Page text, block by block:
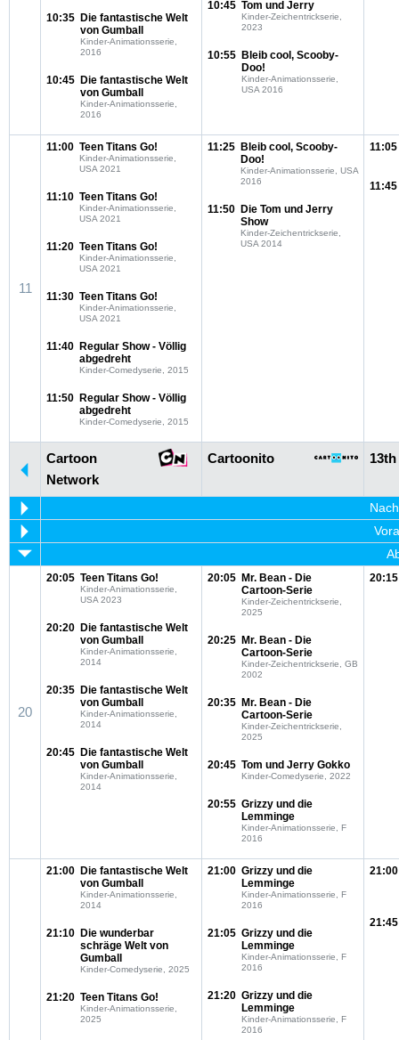
10:35 Die fantastische Welt
von Gumball
Kinder-Animationsserie,
2016
10:45 Die fantastische Welt
von Gumball
Kinder-Animationsserie,
2016
10:45 Tom und Jerry
Kinder-Zeichentrickserie,
2023
10:55 Bleib cool, Scooby-
Doo!
Kinder-Animationsserie,
USA 2016
11
11:00 Teen Titans Go!
Kinder-Animationsserie,
USA 2021
11:10 Teen Titans Go!
Kinder-Animationsserie,
USA 2021
11:20 Teen Titans Go!
Kinder-Animationsserie,
USA 2021
11:30 Teen Titans Go!
Kinder-Animationsserie,
USA 2021
11:40 Regular Show - Völlig
abgedreht
Kinder-Comedyserie, 2015
11:50 Regular Show - Völlig
abgedreht
Kinder-Comedyserie, 2015
11:25 Bleib cool, Scooby-
Doo!
Kinder-Animationsserie, USA
2016
11:50 Die Tom und Jerry
Show
Kinder-Zeichentrickserie,
USA 2014
11:05
11:45
Cartoon
Network
Cartoonito
20
20:05 Teen Titans Go!
Kinder-Animationsserie,
USA 2023
20:20 Die fantastische Welt
von Gumball
Kinder-Animationsserie,
2014
20:35 Die fantastische Welt
von Gumball
Kinder-Animationsserie,
2014
20:45 Die fantastische Welt
von Gumball
Kinder-Animationsserie,
2014
20:05 Mr. Bean - Die
Cartoon-Serie
Kinder-Zeichentrickserie,
2025
20:25 Mr. Bean - Die
Cartoon-Serie
Kinder-Zeichentrickserie, GB
2002
20:35 Mr. Bean - Die
Cartoon-Serie
Kinder-Zeichentrickserie,
2025
20:45 Tom und Jerry Gokko
Kinder-Comedyserie, 2022
20:55 Grizzy und die
Lemminge
Kinder-Animationsserie, F
2016
20:15
21:00 Die fantastische Welt
von Gumball
Kinder-Animationsserie,
2014
21:10 Die wunderbar
schräge Welt von
Gumball
Kinder-Comedyserie, 2025
21:20 Teen Titans Go!
Kinder-Animationsserie,
2025
21:00 Grizzy und die
Lemminge
Kinder-Animationsserie, F
2016
21:05 Grizzy und die
Lemminge
Kinder-Animationsserie, F
2016
21:20 Grizzy und die
Lemminge
Kinder-Animationsserie, F
2016
21:00
21:45